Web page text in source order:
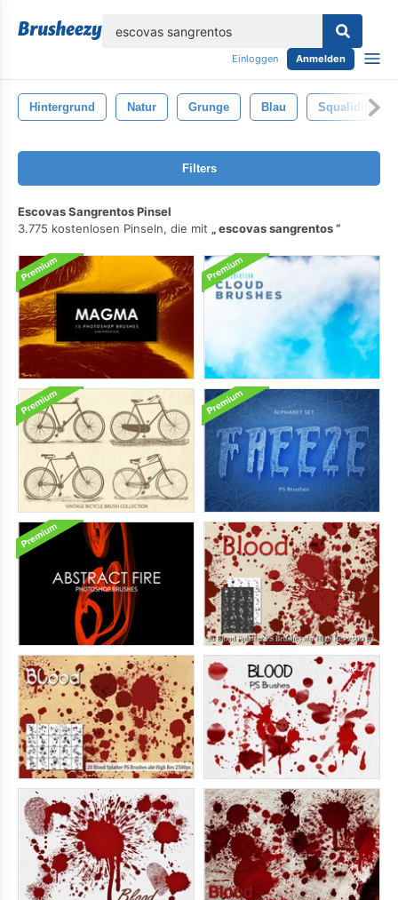
Einloggen Anmelden
Hintergrund Natur Grunge Blau Squalidity
Filters
Escovas Sangrentos Pinsel
3.775 kostenlosen Pinseln, die mit
escovas sangrentos